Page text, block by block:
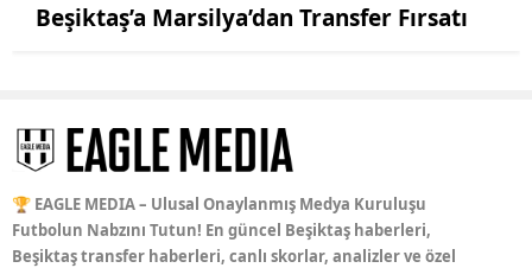
Beşiktaş’a Marsilya’dan Transfer Fırsatı
🏆 EAGLE MEDIA – Ulusal Onaylanmış Medya Kuruluşu
Futbolun Nabzını Tutun! En güncel Beşiktaş haberleri,
Beşiktaş transfer haberleri, canlı skorlar, analizler ve özel